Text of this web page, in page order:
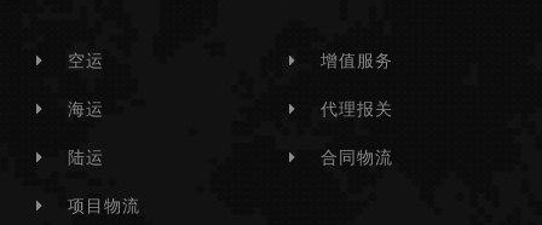
空运
海运
陆运
项目物流
增值服务
代理报关
合同物流